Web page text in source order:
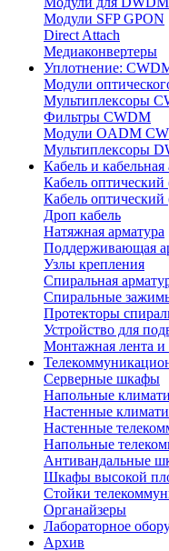
Модули SFP GPON
Direct Attach
Медиаконвертеры
Уплотнение:
Модули
Мультиплексоры
Фильтры CWDM
Модули OADM
Мультиплексоры
Кабель и кабельная
Кабель
Кабель
Дроп кабель
Натяжная арматура
Поддерживающая
Узлы крепления
Спиральная
Спиральные
Протекторы
Устройство для
Монтажная лента и
Серверные шкафы
Напольные
Настенные
Настенные
Напольные
Антивандальные
Шкафы высокой
Стойки
Органайзеры
Лабораторное
Архив